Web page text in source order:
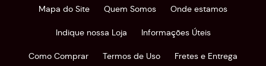
Mapa do Site Quem Somos Onde estamos
Indique nossa Loja Informações Úteis
Como Comprar Termos de Uso Fretes e Entrega